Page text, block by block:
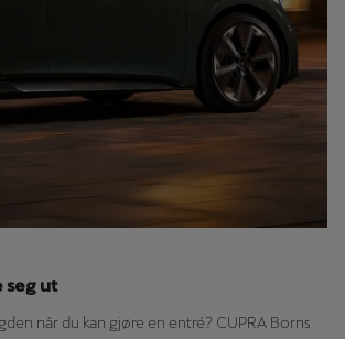
seg ut
når du kan gjøre en entré? CUPRA Borns